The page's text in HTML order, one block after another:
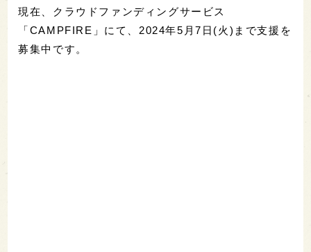
現在、クラウドファンディングサービス
「CAMPFIRE」にて、2024年5月7日(火)まで支援を
募集中です。